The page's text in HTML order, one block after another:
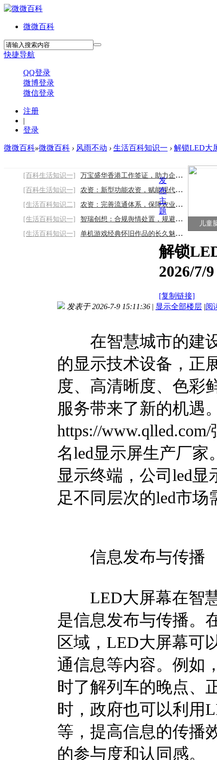
微微百科
快捷导航
QQ登录
微博登录
微信登录
注册
|
登录
微微百科»微微百科 › 风雨不动 › 生活百科知识一 › 解锁LED大
[百科生活知识一]
万宝盛华香港工作签证，助力企业高效赴港
[百科生活知识一]
农资：新型功能农资，赋能现代农业提质升级
[生活百科知识二]
农资：完善流通体系，保障农业稳产稳价
[生活百科知识一]
智瑞创想：合规舆情处置，规避行业风控隐患
[生活百科知识一]
单机游戏经典怀旧作品的长久魅力与情怀
儿童
发
布
主
题
解锁
2026/7/9
[复制链接]
发表于 2026-7-9 15:11:36 | 显示全部楼层 |阅
在智慧城市的建设
的显示技术设备，正
度、高清晰度、色彩
服务带来了新的机遇
https://
名led显示屏生产厂家
显示终端，公司led
足不同层次的led市场
信息发布与传播
LED大屏幕在智慧
是信息发布与传播。
区域，LED大屏幕可
通信息等内容。例如
时了解列车的晚点、
时，政府也可以利用
等，提高信息的传播
的参与度和认同感。